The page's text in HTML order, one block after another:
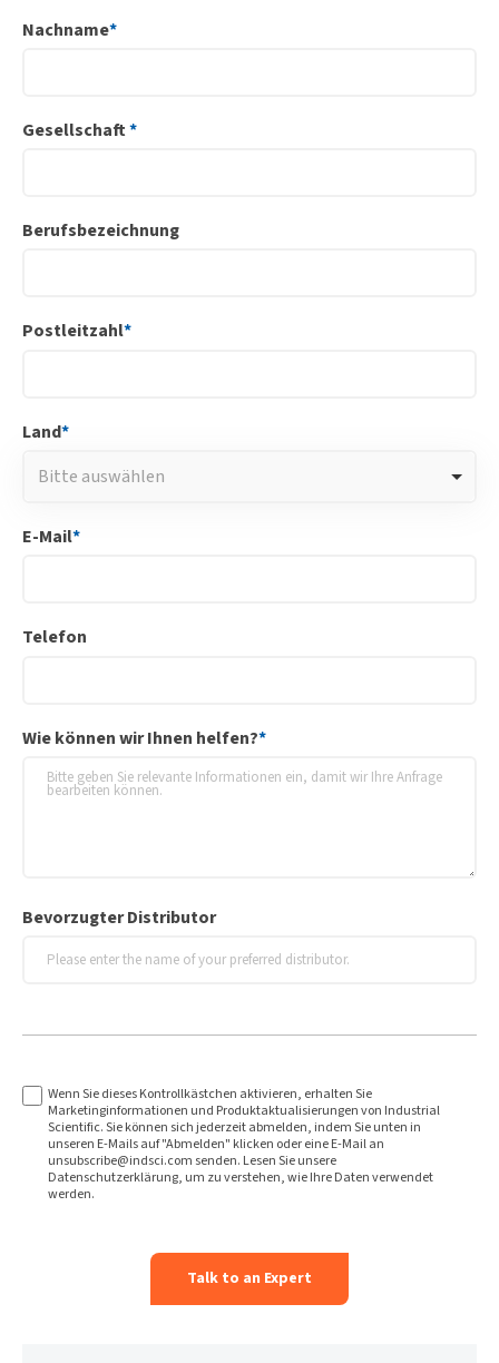
Nachname*
Gesellschaft*
Berufsbezeichnung
Postleitzahl*
Land*
Bitte auswählen
E-Mail*
Telefon
Wie können wir Ihnen helfen?*
Bevorzugter Distributor
Wenn Sie dieses Kontrollkästchen aktivieren, erhalten Sie
Marketinginformationen und Produktaktualisierungen von Industrial
Scientific. Sie können sich jederzeit abmelden, indem Sie unten in
unseren E-Mails auf "Abmelden" klicken oder eine E-Mail an
unsubscribe@indsci.com senden. Lesen Sie unsere
Datenschutzerklärung, um zu verstehen, wie Ihre Daten verwendet
werden.